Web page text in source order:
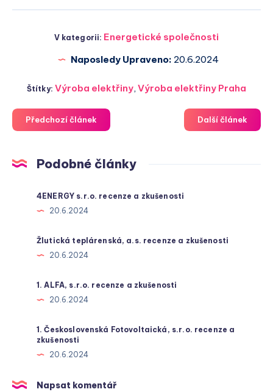
V kategorii: Energetické společnosti
Naposledy Upraveno: 20.6.2024
Štítky:Výroba elektřiny,Výroba elektřiny Praha
Předchozí článek Další článek
Podobné články
4ENERGY s.r.o. recenze a zkušenosti
20.6.2024
Žlutická teplárenská, a.s. recenze a zkušenosti
20.6.2024
1. ALFA, s.r.o. recenze a zkušenosti
20.6.2024
1. Československá Fotovoltaická, s.r.o. recenze a
zkušenosti
20.6.2024
Napsat komentář